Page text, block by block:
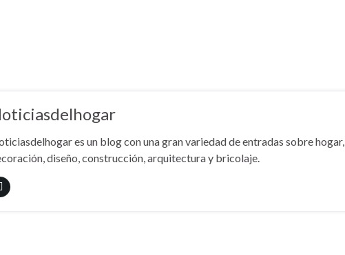
es un blog con una gran variedad de entradas sobre hogar,
diseño, construcción, arquitectura y bricolaje.